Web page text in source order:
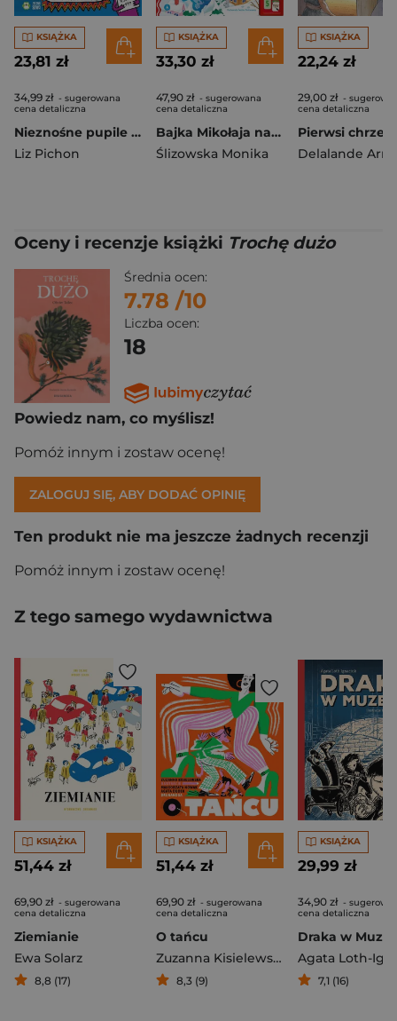
KSIĄŻKA
23,81 zł
34,99 zł - sugerowana
cena detaliczna
Nieznośne pupile oraz imprezy (Oby…). Tomek Łebski
Liz Pichon
KSIĄŻKA
33,30 zł
47,90 zł - sugerowana
cena detaliczna
Bajka Mikołaja na dobranoc. Czytamy i słuchamy
Ślizowska Monika
KSIĄŻKA
22,24 zł
29,00 zł -
cena detaliczna
Delalande
Oceny i recenzje książki Trochę dużo
Średnia ocen:
7.78 /10
Liczba ocen:
18
Powiedz nam, co myślisz!
Pomóż innym i zostaw ocenę!
ZALOGUJ SIĘ, ABY DODAĆ OPINIĘ
Ten produkt nie ma jeszcze żadnych recenzji
Pomóż innym i zostaw ocenę!
Z tego samego wydawnictwa
KSIĄŻKA
51,44 zł
69,90 zł - sugerowana
cena detaliczna
Ziemianie
Ewa Solarz
8,8 (17)
KSIĄŻKA
51,44 zł
69,90 zł - sugerowana
cena detaliczna
O tańcu
Zuzanna Kisielewska
8,3 (9)
KSIĄŻKA
29,99 zł
34,90 zł -
cena detaliczna
Draka w
7,1 (16)